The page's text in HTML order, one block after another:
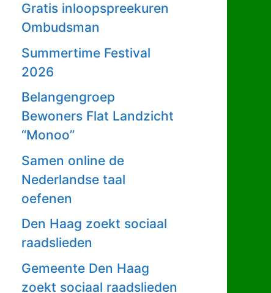
Gratis inloopspreekuren
Ombudsman
Summertime Festival
2026
Belangengroep
Bewoners Flat Landzicht
“Monoo”
Samen online de
Nederlandse taal
oefenen
Den Haag zoekt sociaal
raadslieden
Gemeente Den Haag
zoekt sociaal raadslieden